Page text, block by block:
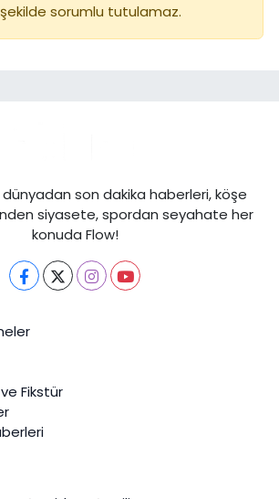
sorumlu tutulamaz.
son dakika haberleri, köşe
siyasete, spordan seyahate her
konuda Flow!
Fikstür